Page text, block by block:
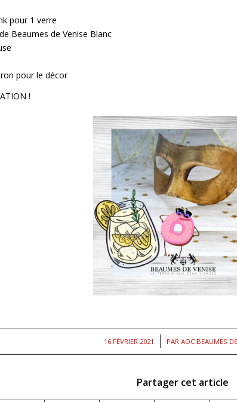
pour 1 verre
Beaumes de Venise Blanc
pour le décor
!
16 FÉVRIER 2021
/ PAR AOC BEAUMES
Partager cet article